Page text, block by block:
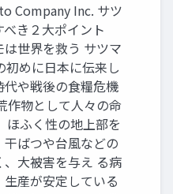
Company Inc. サツ
き２大ポイント
は世界を救う サツマ
初めに日本に伝来し
や戦後の食糧危機
作物として人々の命
ほふく性の地上部を
ばつや台風などの
、大被害を与え る病
産が安定している